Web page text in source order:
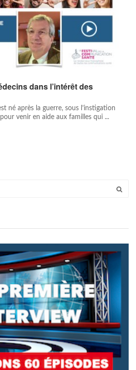
dans l’intérêt des
né après la guerre, sous l’instigation
venir en aide aux familles qui ...